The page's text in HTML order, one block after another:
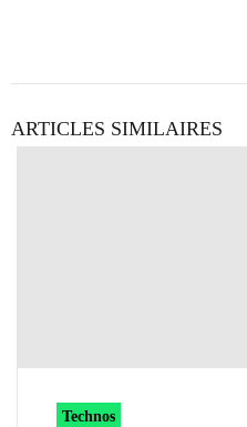
ARTICLES SIMILAIRES
Technos